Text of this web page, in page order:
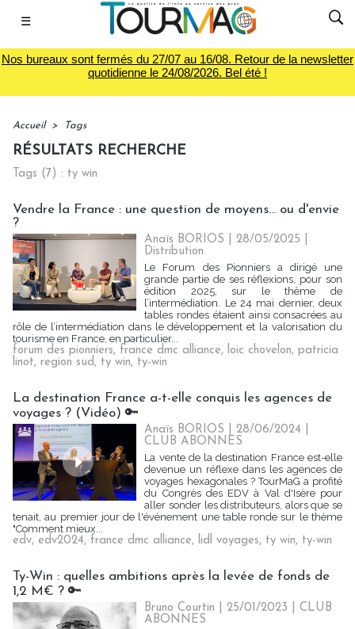
☰
Nos bureaux sont fermés du 27/07 au 16/08. Retour de la newsletter
quotidienne le 24/08/2026. Bel été !
Accueil > Tags
RÉSULTATS RECHERCHE
Tags (7) : ty win
Vendre la France : une question de moyens... ou d'envie
?
Anaïs BORIOS | 28/05/2025
Distribution
Le Forum des Pionniers a dirigé une
grande partie de ses réflexions, pour son
édition 2025, sur le thème de
l’intermédiation. Le 24 mai dernier, deux
tables rondes étaient ainsi consacrées au
rôle de l’intermédiation dans le développement et la valorisation du
tourisme en France, en particulier...
forum des pionniers, france dmc alliance, loic chovelon, patricia
linot, region sud, ty win, ty-win
La destination France a-t-elle conquis les agences de
voyages ? (Vidéo) 🔑
Anaïs BORIOS | 28/06/2024
CLUB ABONNES
La vente de la destination France est-elle
devenue un réflexe dans les agences de
voyages hexagonales ? TourMaG a profité
du Congrès des EDV à Val d'Isère pour
aller sonder les distributeurs, alors que se
tenait, au premier jour de l'événement une table ronde sur le thème
"Comment mieux...
edv, edv2024, france dmc alliance, lidl voyages, ty win, ty-win
Ty-Win : quelles ambitions après la levée de fonds de
1,2 M€ ? 🔑
Bruno Courtin | 25/01/2023 |CLUB
ABONNES